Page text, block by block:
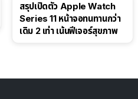
สรุปเปิดตัว Apple Watch
Series 11 หน้าจอทนทานกว่า
เดิม 2 เท่า เน้นฟีเจอร์สุขภาพ